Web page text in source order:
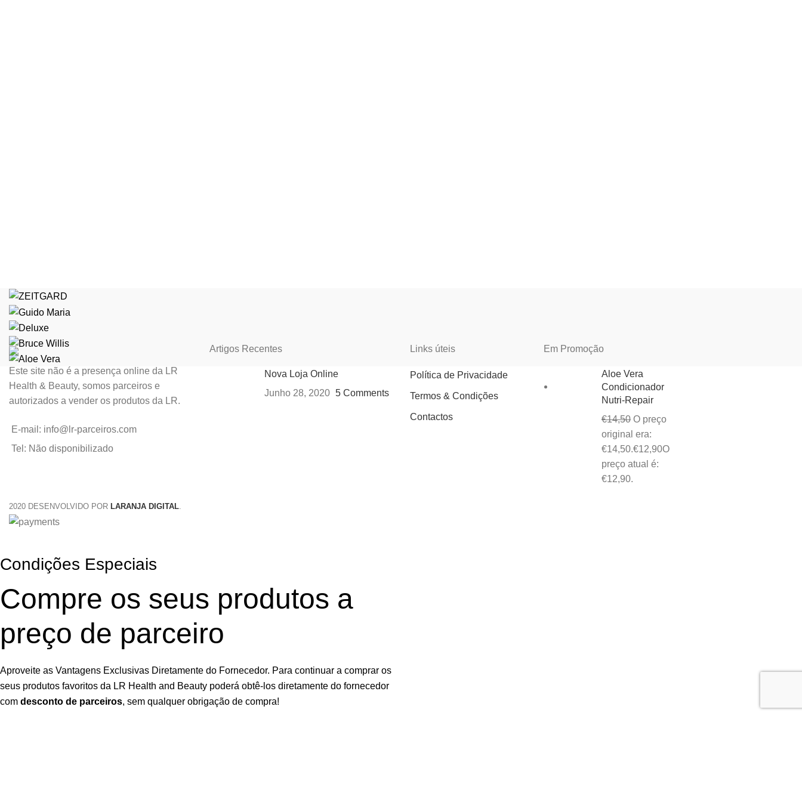
Este site não é a presença online da LR
Health & Beauty, somos parceiros e
autorizados a vender os produtos da LR.
E-mail: info@lr-parceiros.com
Tel: Não disponibilizado
Artigos Recentes
Nova Loja Online
Junho 28, 2020 5 Comments
Links úteis
Política de Privacidade
Termos & Condições
Contactos
Em Promoção
Aloe Vera
Condicionador
Nutri-Repair
€14,50 O preço
original era:
€14,50.€12,90O
preço atual é:
€12,90.
2020 DESENVOLVIDO POR LARANJA DIGITAL.
Condições Especiais
Compre os seus produtos a
preço de parceiro
Aproveite as Vantagens Exclusivas Diretamente do Fornecedor. Para continuar a comprar os
seus produtos favoritos da LR Health and Beauty poderá obtê-los diretamente do fornecedor
com desconto de parceiros, sem qualquer obrigação de compra!